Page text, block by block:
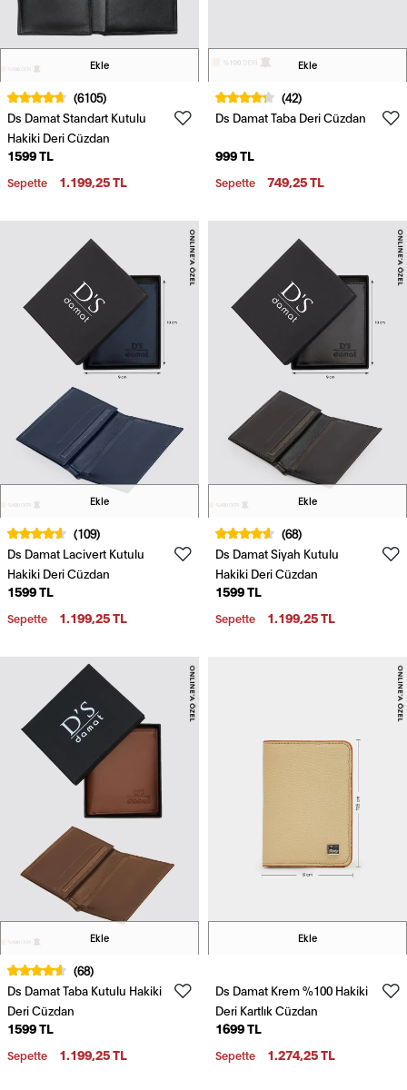
Ekle
(6105)
Ds Damat Standart Kutulu
Hakiki Deri Cüzdan
1599 TL
Sepette 1.199,25 TL
Ekle
(42)
Ds Damat Taba Deri Cüzdan
999 TL
Sepette 749,25 TL
Ekle
(109)
Ds Damat Lacivert Kutulu
Hakiki Deri Cüzdan
1599 TL
Sepette 1.199,25 TL
Ekle
(68)
Ds Damat Siyah Kutulu
Hakiki Deri Cüzdan
1599 TL
Sepette 1.199,25 TL
Ekle
(68)
Ds Damat Taba Kutulu Hakiki
Deri Cüzdan
1599 TL
Sepette 1.199,25 TL
Ekle
Ds Damat Krem %100 Hakiki
Deri Kartlık Cüzdan
1699 TL
Sepette 1.274,25 TL